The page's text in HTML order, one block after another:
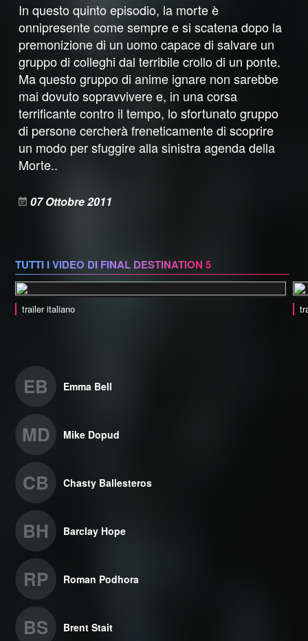
In questo quinto episodio, la morte è
onnipresente come sempre e si scatena dopo la
premonizione di un uomo capace di salvare un
gruppo di colleghi dal terribile crollo di un ponte.
Ma questo gruppo di anime ignare non sarebbe
mai dovuto sopravvivere e, in una corsa
terrificante contro il tempo, lo sfortunato gruppo
di persone cercherà freneticamente di scoprire
un modo per sfuggire alla sinistra agenda della
Morte..
07 Ottobre 2011
TUTTI I VIDEO DI FINAL DESTINATION 5
trailer italiano
EB Emma Bell
MD Mike Dopud
CB Chasty Ballesteros
BH Barclay Hope
RP Roman Podhora
BS Brent Stait